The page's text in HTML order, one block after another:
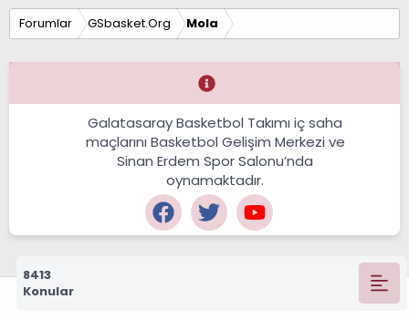
Forumlar GSbasket.Org Mola
Galatasaray Basketbol Takımı iç saha
maçlarını Basketbol Gelişim Merkezi ve
Sinan Erdem Spor Salonu’nda
oynamaktadır.
8413
Konular